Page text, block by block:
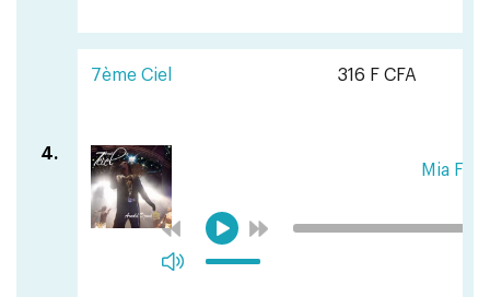
7ème Ciel 316 F CFA
4.
Mia